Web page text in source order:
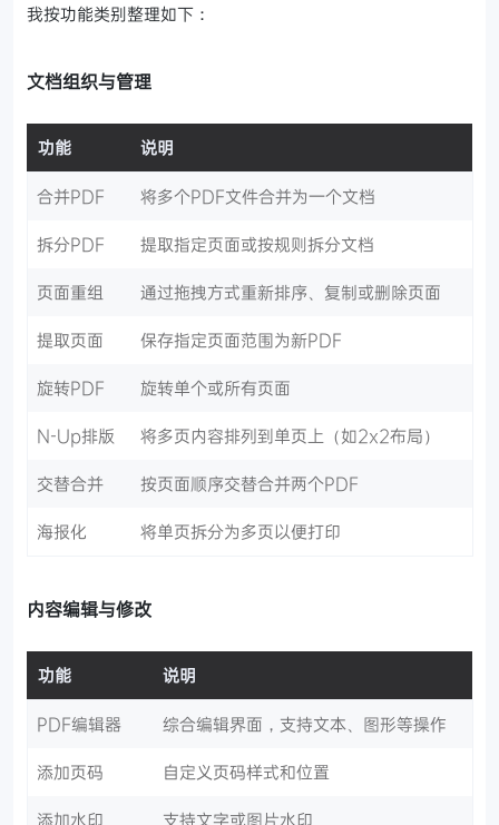
我按功能类别整理如下：
文档组织与管理
功能 说明
合并PDF 将多个PDF文件合并为一个文档
拆分PDF 提取指定页面或按规则拆分文档
页面重组 通过拖拽方式重新排序、复制或删除页面
提取页面 保存指定页面范围为新PDF
旋转PDF 旋转单个或所有页面
N-Up排版 将多页内容排列到单页上（如2x2布局）
交替合并 按页面顺序交替合并两个PDF
海报化 将单页拆分为多页以便打印
内容编辑与修改
功能 说明
PDF编辑器 综合编辑界面，支持文本、图形等操作
添加页码 自定义页码样式和位置
添加水印 支持文字或图片水印